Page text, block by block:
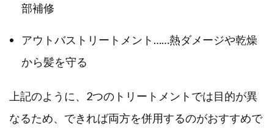
部補修
アウトバストリートメント……熱ダメージや乾燥
から髪を守る
上記のように、2つのトリートメントでは目的が異
なるため、できれば両方を併用するのがおすすめで